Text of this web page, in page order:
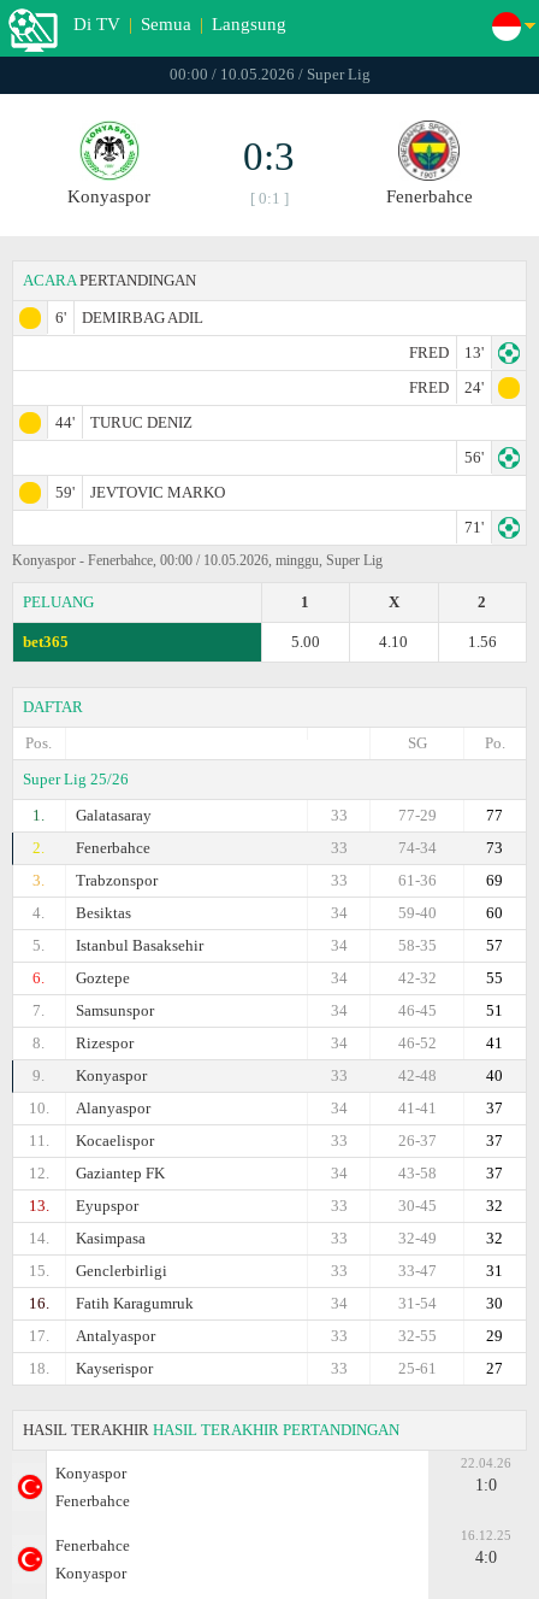
Di TV | Semua | Langsung
00:00 / 10.05.2026 / Super Lig
Konyaspor
0:3
[ 0:1 ] Fenerbahce
ACARA PERTANDINGAN
6'
DEMIRBAG ADIL
FRED
13'
FRED
24'
44'
TURUC DENIZ
56'
59'
JEVTOVIC MARKO
71'
Konyaspor - Fenerbahce, 00:00 / 10.05.2026, minggu, Super Lig
PELUANG 2
X
1
bet365 1.56
4.10
5.00
DAFTAR
Pos.
Po.
SG
Super Lig 25/26
1.
Galatasaray 77
77-29
33
2.
Fenerbahce 73
74-34
33
3.
Trabzonspor 69
61-36
33
4.
Besiktas 60
59-40
34
5.
Istanbul Basaksehir 57
58-35
34
6.
Goztepe 55
42-32
34
7.
Samsunspor 51
46-45
34
8.
Rizespor 41
46-52
34
9.
Konyaspor 40
42-48
33
10.
Alanyaspor 37
41-41
34
11.
Kocaelispor 37
26-37
33
12.
Gaziantep FK 37
43-58
34
13.
Eyupspor 32
30-45
33
14.
Kasimpasa 32
32-49
33
15.
Genclerbirligi 31
33-47
33
16.
Fatih Karagumruk 30
31-54
34
17.
Antalyaspor 29
32-55
33
18.
Kayserispor 27
25-61
33
HASIL TERAKHIR HASIL TERAKHIR PERTANDINGAN
Konyaspor
Fenerbahce
22.04.26
1:0
Fenerbahce
Konyaspor
16.12.25
4:0